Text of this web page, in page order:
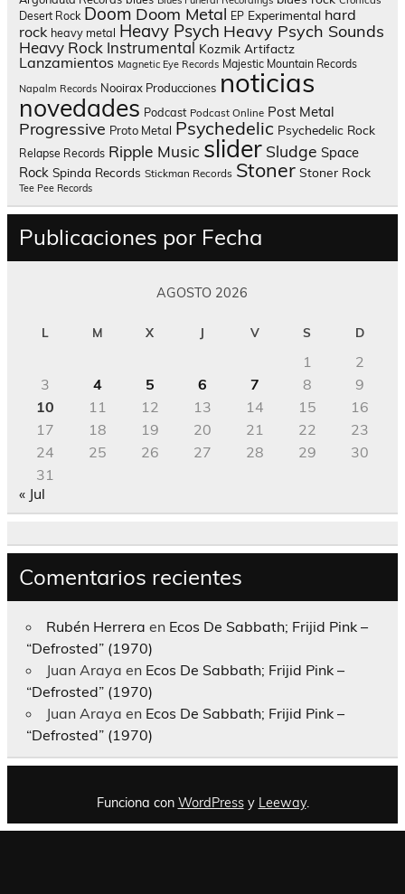
Desert Rock Doom Doom Metal EP Experimental hard
rock heavy metal Heavy Psych Heavy Psych Sounds
Heavy Rock Instrumental Kozmik Artifactz
Lanzamientos Magnetic Eye Records Majestic Mountain Records
Napalm Records Nooirax Producciones noticias
novedades Podcast Podcast Online Post Metal
Progressive Proto Metal Psychedelic Psychedelic Rock
Relapse Records Ripple Music slider Sludge Space
Rock Spinda Records Stickman Records Stoner Stoner Rock
Tee Pee Records
Publicaciones por Fecha
AGOSTO 2026
L M X J V S D
1
2
3
4 5 6 7 8
9
10
11 12 13 14 15
16
17
18 19 20 21 22
23
24
25 26 27 28 29
30
31
« Jul
Comentarios recientes
Rubén Herrera en Ecos De Sabbath; Frijid Pink –
“Defrosted” (1970)
Juan Araya en Ecos De Sabbath; Frijid Pink –
“Defrosted” (1970)
Juan Araya en Ecos De Sabbath; Frijid Pink –
“Defrosted” (1970)
Funciona con WordPressy Leeway.